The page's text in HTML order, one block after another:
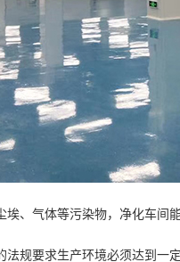
、气体等污染物，净化车间
规要求生产环境必须达到一